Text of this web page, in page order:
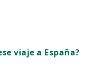
viaje a España?